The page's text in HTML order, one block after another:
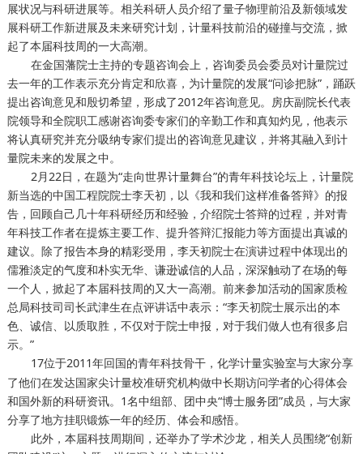
展状况与科研进展等。相关科研人员介绍了量子物理前沿及新领域发
展科研工作新进展及未来研究计划，计量科技前沿的碰撞与交流，掀
起了本届科技周的一大高潮。
在金国藩院士主持的专题咨询会上，咨询委员会委员对计量院过
去一年的工作表示充分肯定和欣喜，为计量院的发展“问诊把脉”，踊跃
提出咨询意见和殷切希望，形成了2012年咨询意见。房庆副院长代表
院领导和全院职工感谢咨询委专家们的辛勤工作和真知灼见，他表示
将认真研究并充分吸纳专家们提出的咨询意见建议，并将其融入到计
量院未来的发展之中。
2月22日，在题为“走向世界计量舞台”的青年科技论坛上，计量院
新当选的中国工程院院士李天初，以《我和我们这样准备答辩》的报
告，回顾自己几十年科研经历和经验，介绍院士答辩的过程，并对青
年科技工作者在提炼主要工作、提升答辩汇报能力等方面提出真诚的
建议。除了报告本身的精彩受用，李天初院士在演讲过程中体现出的
儒雅淡定的气度和朴实无华、谦逊诚信的人品，深深触动了在场的每
一个人，掀起了本届科技周的又大一高潮。前来参加活动的国家质检
总局科技司司长武津生在点评讲话中表示：“李天初院士展示出的本
色、诚信、以质取胜，不仅对于院士申报，对于我们做人也有很多启
示。”
17位于2011年回国的青年科技骨干， 化学计量实验室与大家分享
了他们在发达国家尖计量校准研究机构做中长期访问学者的心得体会
和国外新的科研资讯。1名中组部、团中央“博士服务团”成员，与大家
分享了地方挂职锻炼一年的经历、体会和感悟。
此外，本届科技周期间，还举办了学术沙龙，相关人员围绕“创新